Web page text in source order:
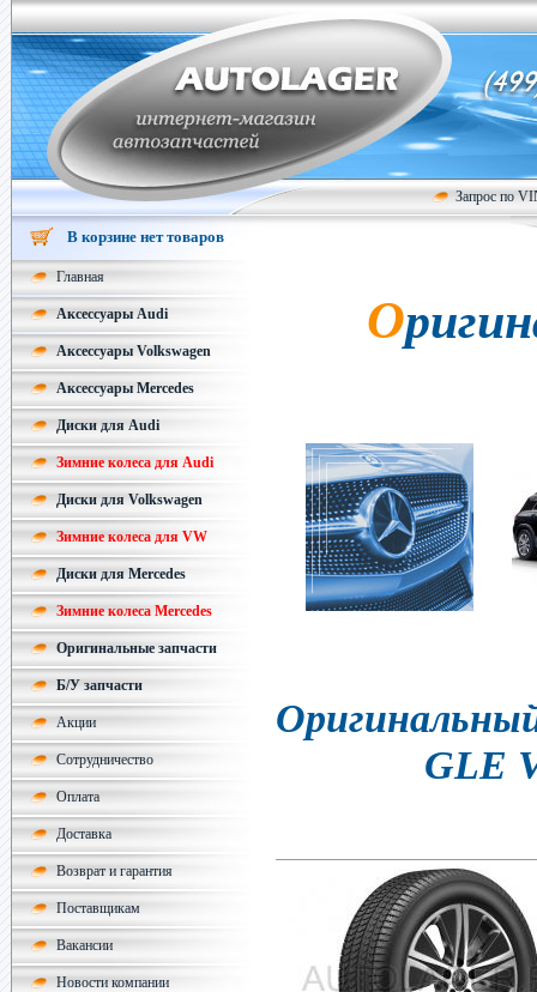
Запрос по
В корзине нет товаров
Главная
Аксессуары Audi
Аксессуары Volkswagen
Аксессуары Mercedes
Диски для Audi
Зимние колеса для Audi
Диски для Volkswagen
Зимние колеса для VW
Диски для Mercedes
Зимние колеса Mercedes
Оригинальные запчасти
Б/У запчасти
Акции
Сотрудничество
Оплата
Доставка
Возврат и гарантия
Поставщикам
Вакансии
Новости компании
Оригинальные колесные диски
GLE